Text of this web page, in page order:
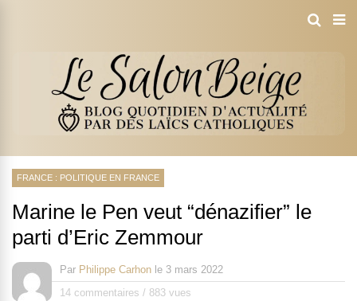
FRANCE : POLITIQUE EN FRANCE
Marine le Pen veut “dénazifier” le
parti d’Eric Zemmour
Par Philippe Carhon le 3 mars 2022
14 commentaires / 883 vues